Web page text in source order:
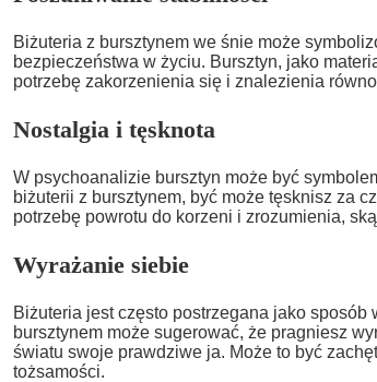
Biżuteria z bursztynem we śnie może
bezpieczeństwa w życiu. Bursztyn, jako
potrzebę zakorzenienia się i znalezienia
Nostalgia i tęsknota
W psychoanalizie bursztyn może być
biżuterii z bursztynem, być może tęsknisz za
potrzebę powrotu do korzeni i zrozumienia,
Wyrażanie siebie
Biżuteria jest często postrzegana jako
bursztynem może sugerować, że pragniesz
światu swoje prawdziwe ja. Może to być
tożsamości.